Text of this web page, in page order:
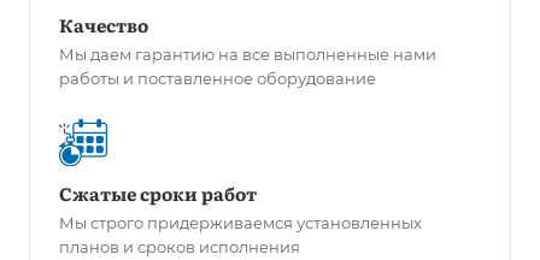
Качество
Мы даем гарантию на все выполненные нами
работы и поставленное оборудование
Сжатые сроки работ
Мы строго придерживаемся установленных
планов и сроков исполнения